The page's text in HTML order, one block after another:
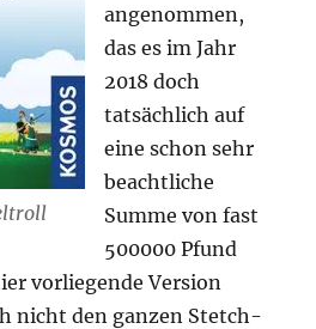
angenommen,
das es im Jahr
2018 doch
tatsächlich auf
eine schon sehr
beachtliche
Summe von fast
500000 Pfund
vorliegende Version
nicht den ganzen Stetch-